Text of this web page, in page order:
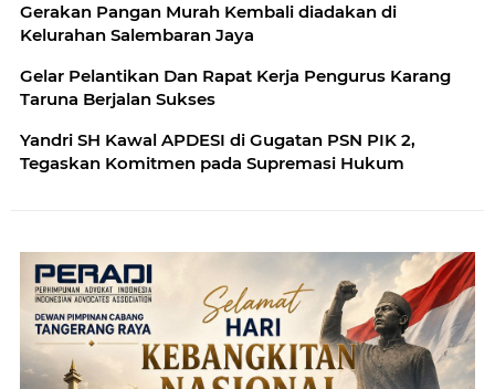
Gerakan Pangan Murah Kembali diadakan di
Kelurahan Salembaran Jaya
Gelar Pelantikan Dan Rapat Kerja Pengurus Karang
Taruna Berjalan Sukses
Yandri SH Kawal APDESI di Gugatan PSN PIK 2,
Tegaskan Komitmen pada Supremasi Hukum